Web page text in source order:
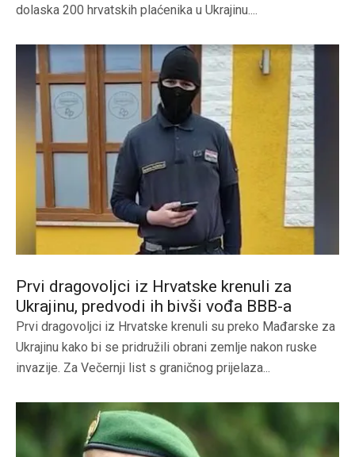
dolaska 200 hrvatskih plaćenika u Ukrajinu....
Prvi dragovoljci iz Hrvatske krenuli za
Ukrajinu, predvodi ih bivši vođa BBB-a
Prvi dragovoljci iz Hrvatske krenuli su preko Mađarske za
Ukrajinu kako bi se pridružili obrani zemlje nakon ruske
invazije. Za Večernji list s graničnog prijelaza...